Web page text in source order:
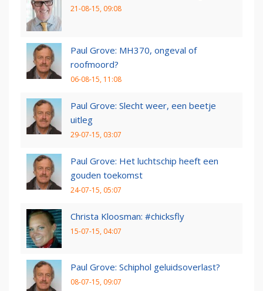
21-08-15, 09:08
Paul Grove: MH370, ongeval of
roofmoord?
06-08-15, 11:08
Paul Grove: Slecht weer, een beetje
uitleg
29-07-15, 03:07
Paul Grove: Het luchtschip heeft een
gouden toekomst
24-07-15, 05:07
Christa Kloosman: #chicksfly
15-07-15, 04:07
Paul Grove: Schiphol geluidsoverlast?
08-07-15, 09:07